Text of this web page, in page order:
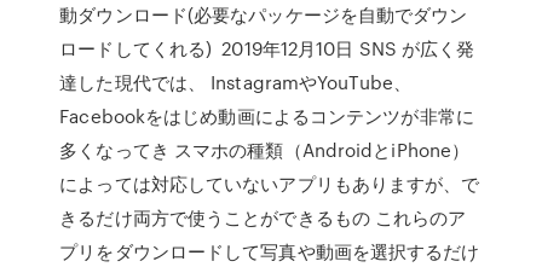
動ダウンロード(必要なパッケージを自動でダウン
ロードしてくれる) 2019年12月10日 SNS が広く発
達した現代では、 InstagramやYouTube、
Facebookをはじめ動画によるコンテンツが非常に
多くなってき スマホの種類（AndroidとiPhone）
によっては対応していないアプリもありますが、で
きるだけ両方で使うことができるもの これらのア
プリをダウンロードして写真や動画を選択するだけ